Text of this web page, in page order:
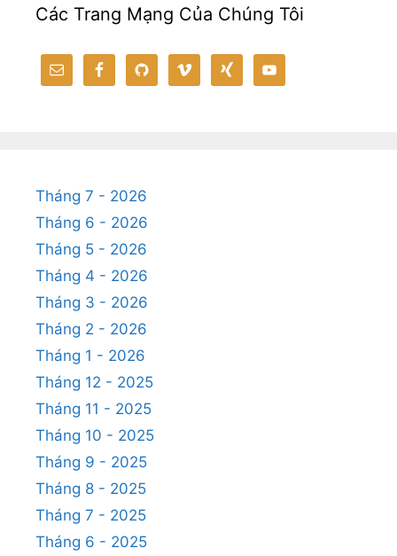
Các Trang Mạng Của Chúng Tôi
Tháng 7 - 2026
Tháng 6 - 2026
Tháng 5 - 2026
Tháng 4 - 2026
Tháng 3 - 2026
Tháng 2 - 2026
Tháng 1 - 2026
Tháng 12 - 2025
Tháng 11 - 2025
Tháng 10 - 2025
Tháng 9 - 2025
Tháng 8 - 2025
Tháng 7 - 2025
Tháng 6 - 2025